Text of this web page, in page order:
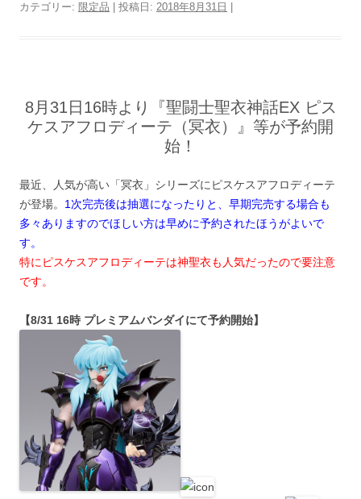
カテゴリー: 限定品 | 投稿日: 2018年8月31日
8月31日16時より『聖闘士聖衣神話EX ピス
ケスアフロディーテ（冥衣）』等が予約開
始！
最近、人気が高い「冥衣」シリーズにピスケスアフロディーテ
が登場。 1次完売後は抽選になったりと、早期完売する場合も
多々ありますのでほしい方は早めに予約されたほうがよいで
す。
特にピスケスアフロディーテは神聖衣も人気だったので要注意
です。
【8/31 16時 プレミアムバンダイにて予約開始】